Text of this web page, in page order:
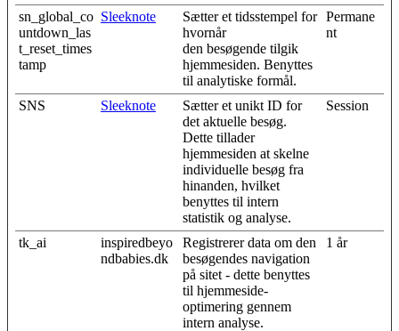
sn_global_co
untdown_las
t_reset_times
tamp
Sleeknote
Sætter et tidsstempel for
hvornår
den besøgende tilgik
hjemmesiden. Benyttes
til analytiske formål.
Permane
nt
SNS Sleeknote
Sætter et unikt ID for
det aktuelle besøg.
Dette tillader
hjemmesiden at skelne
individuelle besøg fra
hinanden, hvilket
benyttes til intern
statistik og analyse.
Session
tk_ai
inspiredbeyo
ndbabies.dk
Registrerer data om den
besøgendes navigation
på sitet - dette benyttes
til hjemmeside‐
optimering gennem
intern analyse.
1 år